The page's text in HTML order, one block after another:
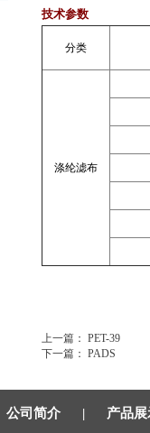
技术参数
分类
涤纶滤布
上一篇： PET-39
下一篇： PADS
公司简介| 产品展